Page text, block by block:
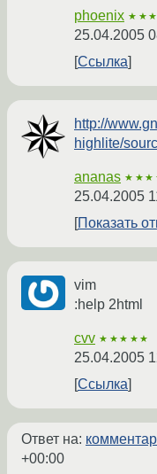
phoenix
25.04.2005
Ссылка
http://
highlite/
ananas
25.04.2005
Показать
vim
:help 2html
cvv ★★★★★
25.04.2005
Ссылка
Ответ на:
+00:00